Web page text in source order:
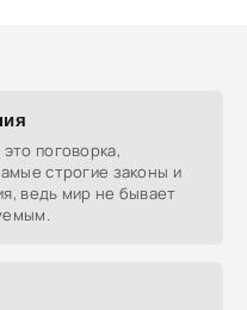
поговорка,
строгие законы и
ведь мир не бывает